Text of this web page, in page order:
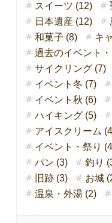
スイーツ (12)
日本遺産 (12)
和菓子 (8)
キ
過去のイベント
サイクリング (7)
イベント冬 (7)
イベント秋 (6)
ハイキング (5)
アイスクリーム
イベント・祭り
パン (3)
釣り
旧跡 (3)
お城
温泉・外湯 (2)